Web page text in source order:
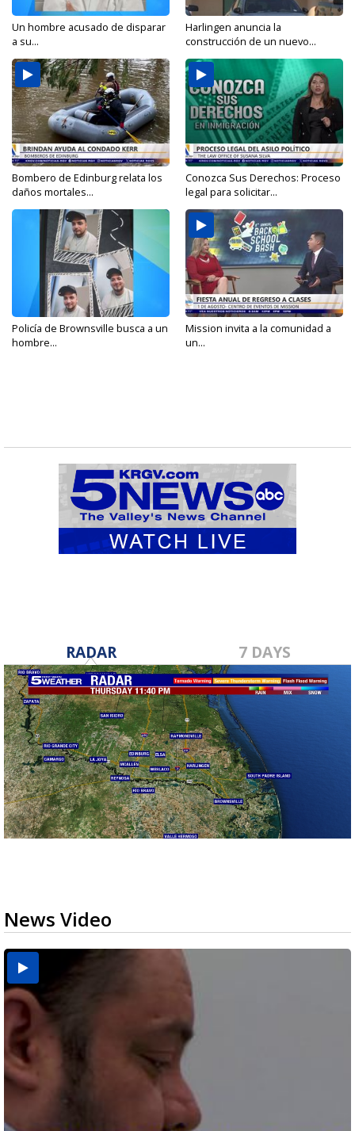
Un hombre acusado de disparar
a su...
Harlingen anuncia la
construcción de un nuevo...
Bombero de Edinburg relata los
daños mortales...
Conozca Sus Derechos: Proceso
legal para solicitar...
Policía de Brownsville busca a un
hombre...
Mission invita a la comunidad a
un...
RADAR 7 DAYS
News Video